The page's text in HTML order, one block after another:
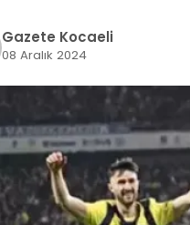
Gazete Kocaeli
08 Aralık 2024